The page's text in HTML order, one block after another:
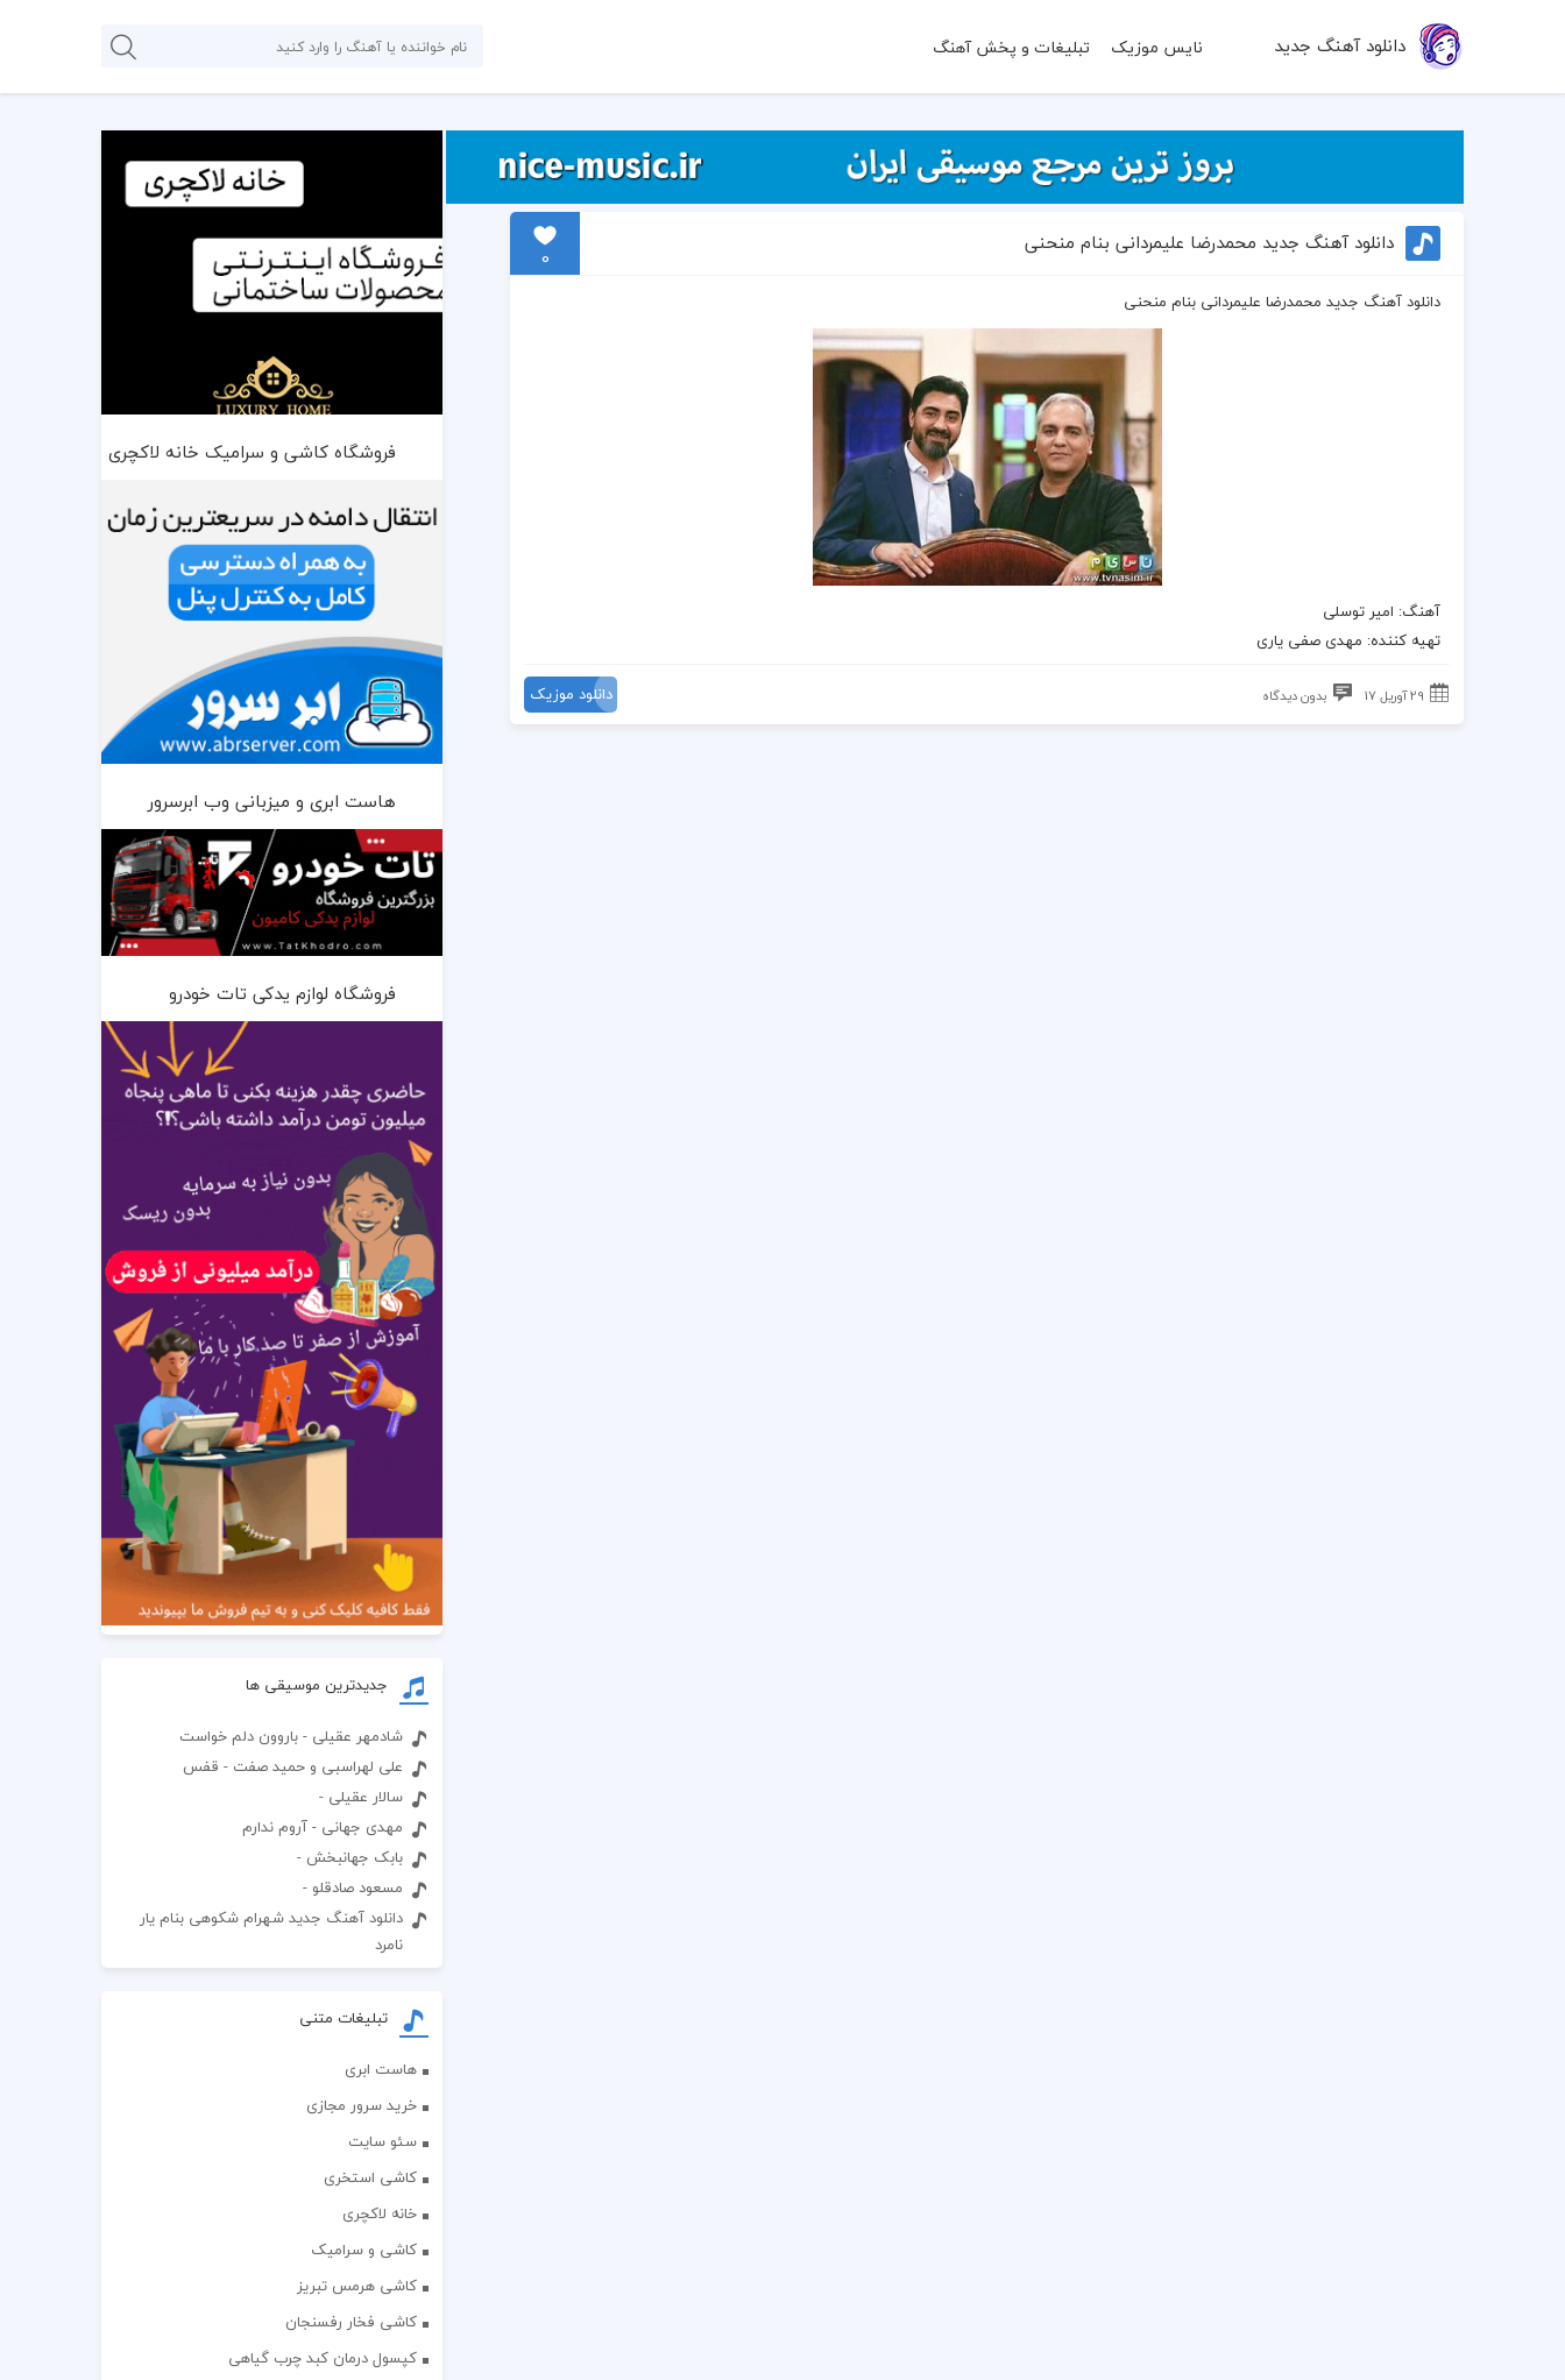
دانلود آهنگ جدید نایس موزیک تبلیغات و پخش آهنگ
دانلود آهنگ جدید محمدرضا علیمردانی بنام منحنی
0
دانلود آهنگ جدید محمدرضا علیمردانی بنام منحنی
آهنگ: امیر توسلی
تهیه کننده: مهدی صفی یاری
29 آوریل 17 بدون دیدگاه دانلود موزیک
فروشگاه کاشی و سرامیک خانه لاکچری
هاست ابری و میزبانی وب ابرسرور
فروشگاه لوازم یدکی تات خودرو
جدیدترین موسیقی ها
شادمهر عقیلی - باروون دلم خواست
علی لهراسبی و حمید صفت - قفس
سالار عقیلی -
مهدی جهانی - آروم ندارم
بابک جهانبخش -
مسعود صادقلو -
دانلود آهنگ جدید شهرام شکوهی بنام یار
نامرد
تبلیغات متنی
هاست ابری
خرید سرور مجازی
سئو سایت
کاشی استخری
خانه لاکچری
کاشی و سرامیک
کاشی هرمس تبریز
کاشی فخار رفسنجان
کپسول درمان کبد چرب گیاهی